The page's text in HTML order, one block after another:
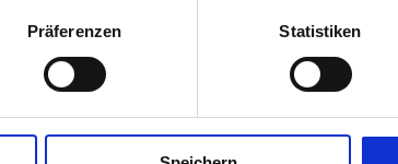
Präferenzen Statistiken
Ihr passendes Toyota Fahrzeug.